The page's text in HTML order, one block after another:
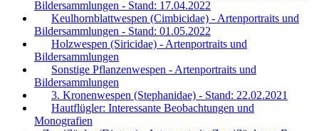
Bildersammlungen - Stand: 17.04.2022
Keulhornblattwespen (Cimbicidae) - Artenportraits und
Bildersammlungen - Stand: 01.05.2022
Holzwespen (Siricidae) - Artenportraits und
Bildersammlungen
Sonstige Pflanzenwespen - Artenportraits und
Bildersammlungen
3. Kronenwespen (Stephanidae) - Stand: 22.02.2021
Hautflügler: Interessante Beobachtungen und
Monografien